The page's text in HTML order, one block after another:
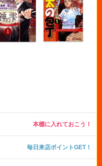
本棚に入れておこう！
毎日来店ポイントGET！